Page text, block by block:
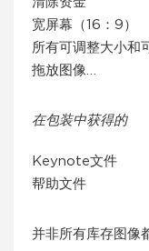
宽屏幕（16：9）
所有可调整大小和
拖放图像…
在包装中获得的
Keynote文件
帮助文件
并非所有库存图像